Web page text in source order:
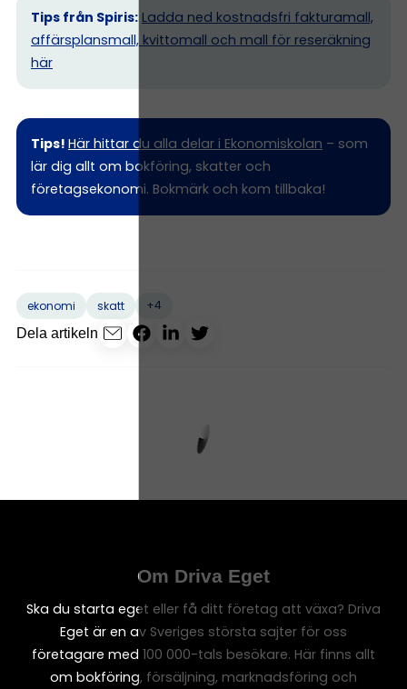
Tips från Spiris: Ladda ned kostnadsfri fakturamall,
affärsplansmall, kvittomall och mall för reseräkning
här
Tips! Här hittar du alla delar i Ekonomiskolan – som
lär dig allt om bokföring, skatter och
företagsekonomi. Bokmärk och kom tillbaka!
ekonomi skatt
+4
Dela artikeln
Om Driva Eget
Ska du starta eget eller få ditt företag att växa? Driva
Eget är en av Sveriges största sajter för oss
företagare med 100 000-tals besökare. Här finns allt
om bokföring, försäljning, marknadsföring och